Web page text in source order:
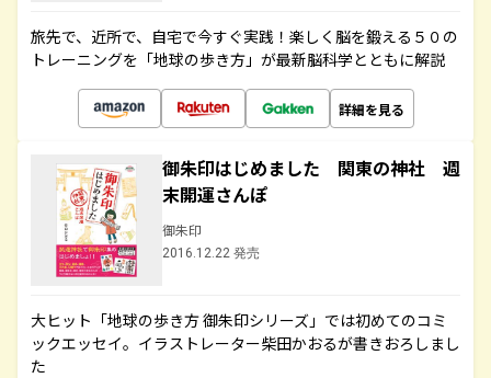
旅先で、近所で、自宅で今すぐ実践！楽しく脳を鍛える５０の
トレーニングを「地球の歩き方」が最新脳科学とともに解説
詳細を見る
御朱印はじめました 関東の神社 週
末開運さんぽ
御朱印
2016.12.22 発売
大ヒット「地球の歩き方 御朱印シリーズ」では初めてのコミ
ックエッセイ。イラストレーター柴田かおるが書きおろしまし
た